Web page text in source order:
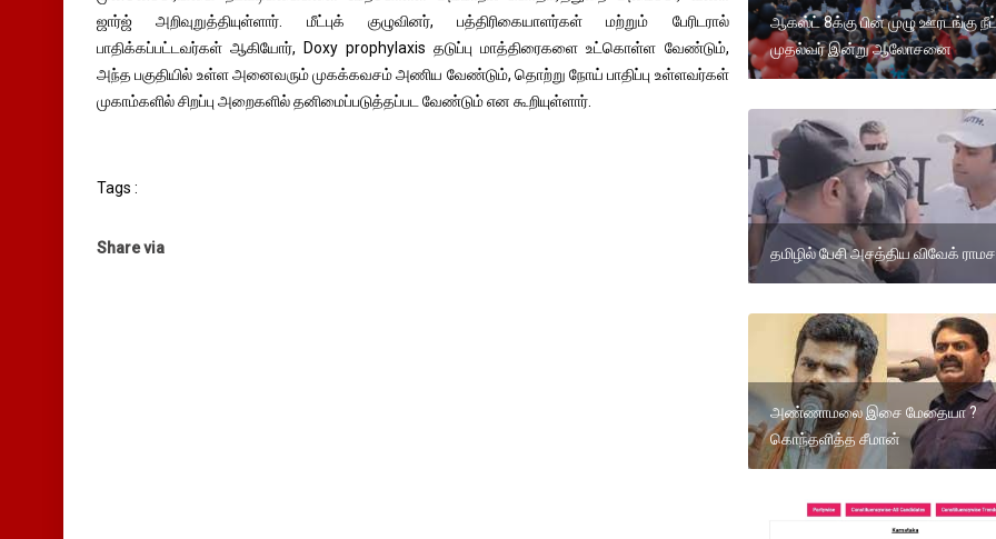
ஜார்ஜ் அறிவுறுத்தியுள்ளார். மீட்புக் குழுவினர், பத்திரிகையாளர்கள் மற்றும் பேரிடரால்
பாதிக்கப்பட்டவர்கள் ஆகியோர், Doxy prophylaxis தடுப்பு மாத்திரைகளை உட்கொள்ள வேண்டும்,
அந்த பகுதியில் உள்ள அனைவரும் முகக்கவசம் அணிய வேண்டும், தொற்று நோய் பாதிப்பு உள்ளவர்கள்
முகாம்களில் சிறப்பு அறைகளில் தனிமைப்படுத்தப்பட வேண்டும் என கூறியுள்ளார்.
Tags :
Share via
ஆகஸ்ட் 8க்கு பின் முழு ஊரடங்கு
முதல்வர் இன்று ஆலோசனை
தமிழில் பேசி அசத்திய விவேக்
அண்ணாமலை இசை மேதையா ?
கொந்தளித்த சீமான்